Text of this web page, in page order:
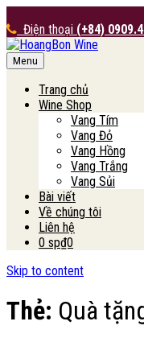
Điện thoại (+84)
HoangBon Wine
Menu
Trang chủ
Wine Shop
Vang Tím
Vang Đỏ
Vang Hồng
Vang Trắng
Vang Sủi
Bài viết
Về chúng tôi
Liên hệ
0 sp₫0
Skip to content
Thẻ: Quà